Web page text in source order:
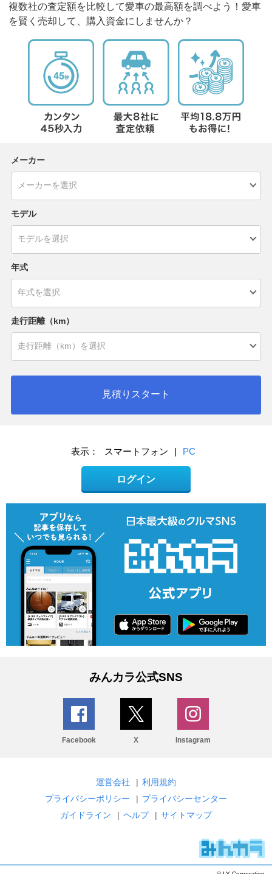
複数社の査定額を比較して愛車の最高額を調べよう！愛車
を賢く売却して、購入資金にしませんか？
メーカー
モデル
年式
走行距離（km）
見積りスタート
表示： スマートフォン | PC
ログイン
みんカラ公式SNS
Facebook X Instagram
運営会社 | 利用規約
プライバシーポリシー
| プライバシーセンター
ガイドライン
| ヘルプ | サイトマップ